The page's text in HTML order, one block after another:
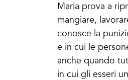
Maria prova a
mangiare,
conosce la
e in cui le
anche quando
in cui gli esseri